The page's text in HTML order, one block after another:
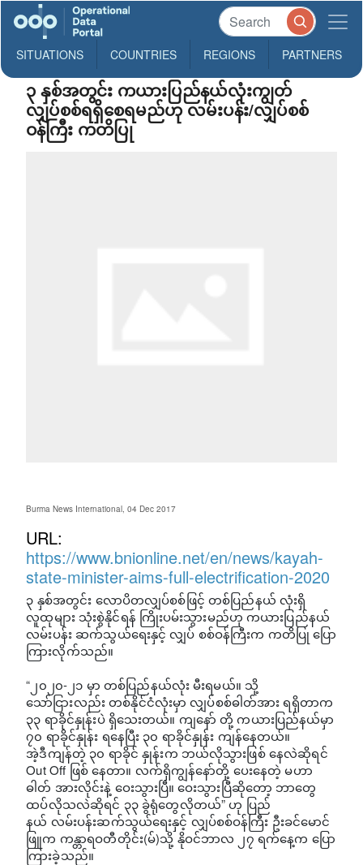
SITUATIONS COUNTRIES REGIONS PARTNERS
၃ နှစ်အတွင်း ကယားပြည်နယ်လုံးကျွတ်
လျှပ်စစ်ရရှိစေရမည်ဟု လမ်းပန်း/လျှပ်စစ်
ဝန်ကြီး ကတိပြု
Burma News International, 04 Dec 2017
URL:
https://www.bnionline.net/en/news/kayah-
state-minister-aims-full-electrification-2020
၃ နှစ်အတွင်း လောပိတလျှပ်စစ်ဖြင့် တစ်ပြည်နယ် လုံးရှိ
လူထုများ သုံးစွဲနိုင်ရန် ကြိုးပမ်းသွားမည်ဟု ကယားပြည်နယ်
လမ်းပန်း ဆက်သွယ်ရေးနှင့် လျှပ် စစ်ဝန်ကြီးက ကတိပြု ပြော
ကြားလိုက်သည်။
“၂၀၂၀-၂၁ မှာ တစ်ပြည်နယ်လုံး မီးရမယ်။ သို့
သော်ငြားလည်း တစ်နိုင်ငံလုံးမှာ လျှပ်စစ်ဓါတ်အား ရရှိတာက
၃၃ ရာခိုင်နှုန်းပဲ ရှိသေးတယ်။ ကျနော် တို့ ကယားပြည်နယ်မှာ
၇၀ ရာခိုင်နှုန်း ရနေပြီး ၃၀ ရာခိုင်နှုန်း ကျန်နေတယ်။
အဲ့ဒီကျန်တဲ့ ၃၀ ရာခိုင် နှုန်းက ဘယ်လိုသွားဖြစ် နေလဲဆိုရင်
Out Off ဖြစ် နေတာ။ လက်ရှိကျွန်နော်တို့ ပေးနေတဲ့ မဟာ
ဓါတ် အားလိုင်းနဲ့ ဝေးသွားပြီ။ ဝေးသွားပြီဆိုတော့ ဘာတွေ
ထပ်လိုသလဲဆိုရင် ၃၃ ခွဲရုံတွေလိုတယ်” ဟု ပြည်
နယ် လမ်းပန်းဆက်သွယ်ရေးနှင့် လျှပ်စစ်ဝန်ကြီး ဦးခင်မောင်
ဖြူက ကန္တာရဝတီတိုင်း(မ်)သို့ နိုဝင်ဘာလ ၂၇ ရက်နေ့က ပြော
ကြားခဲ့သည်။